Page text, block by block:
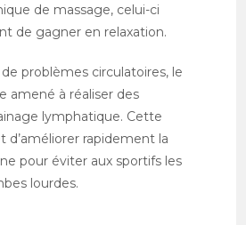
de massage, celui-ci
de gagner en relaxation.
problèmes circulatoires, le
amené à réaliser des
lymphatique. Cette
rapidement la
pour éviter aux sportifs les
lourdes.